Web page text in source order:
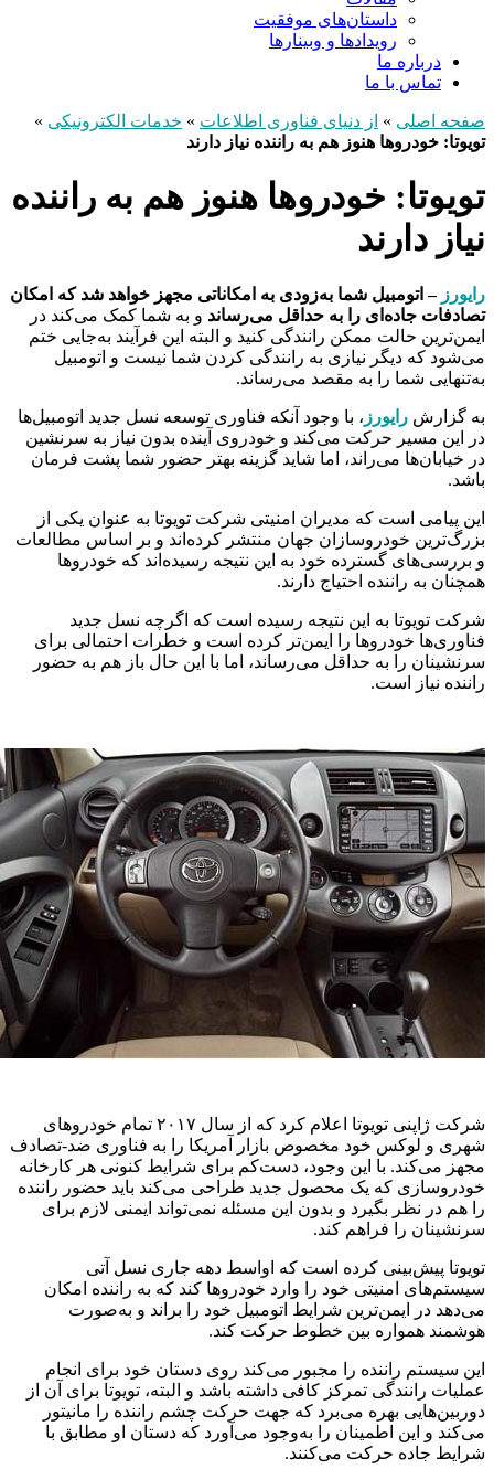
داستان‌های موفقیت
رویدادها و وبینارها
درباره ما
تماس با ما
صفحه اصلی » از دنیای فناوری اطلاعات » خدمات الکترونیکی »
تویوتا: خودروها هنوز هم به راننده نیاز دارند
تویوتا: خودروها هنوز هم به راننده
نیاز دارند
رایورز – اتومبیل شما به‌زودی به امکاناتی مجهز خواهد شد که امکان
تصادفات جاده‌ای را به حداقل می‌رساند و به شما کمک می‌کند در
ایمن‌ترین حالت ممکن رانندگی کنید و البته این فرآیند به‌جایی ختم
می‌شود که دیگر نیازی به رانندگی کردن شما نیست و اتومبیل
به‌تنهایی شما را به مقصد می‌رساند.
به گزارش رایورز ، با وجود آنکه فناوری توسعه نسل جدید اتومبیل‌ها
در این مسیر حرکت می‌کند و خودروی آینده بدون نیاز به سرنشین
در خیابان‌ها می‌راند،‌ اما شاید گزینه بهتر حضور شما پشت فرمان
باشد.
این پیامی است که مدیران امنیتی شرکت تویوتا به عنوان یکی از
بزرگ‌ترین خودروسازان جهان منتشر کرده‌اند و بر اساس مطالعات
و بررسی‌های گسترده خود به این نتیجه رسیده‌اند که خودروها
همچنان به راننده احتیاج دارند.
شرکت تویوتا به این نتیجه رسیده است که اگرچه نسل جدید
فناوری‌ها خودروها را ایمن‌تر کرده است و خطرات احتمالی برای
سرنشینان را به حداقل می‌رساند، اما با این حال باز هم به حضور
راننده نیاز است.
شرکت ژاپنی تویوتا اعلام کرد که از سال ۲۰۱۷ تمام خودروهای
شهری و لوکس خود مخصوص بازار آمریکا را به فناوری ضد-تصادف
مجهز می‌کند. با این وجود، دست‌کم برای شرایط کنونی هر کارخانه
خودروسازی که یک محصول جدید طراحی می‌کند باید حضور راننده
را هم در نظر بگیرد و بدون این مسئله نمی‌تواند ایمنی لازم برای
سرنشینان را فراهم کند.
تویوتا پیش‌بینی کرده است که اواسط دهه جاری نسل آتی
سیستم‌های امنیتی خود را وارد خودروها کند که به راننده امکان
می‌دهد در ایمن‌ترین شرایط اتومبیل خود را براند و به‌صورت
هوشمند همواره بین خطوط حرکت کند.
این سیستم راننده را مجبور می‌کند روی دستان خود برای انجام
عملیات رانندگی تمرکز کافی داشته باشد و البته، تویوتا برای آن از
دوربین‌هایی بهره می‌برد که جهت حرکت چشم راننده را مانیتور
می‌کند و این اطمینان را به‌وجود می‌آورد که دستان او مطابق با
شرایط جاده حرکت می‌کنند.